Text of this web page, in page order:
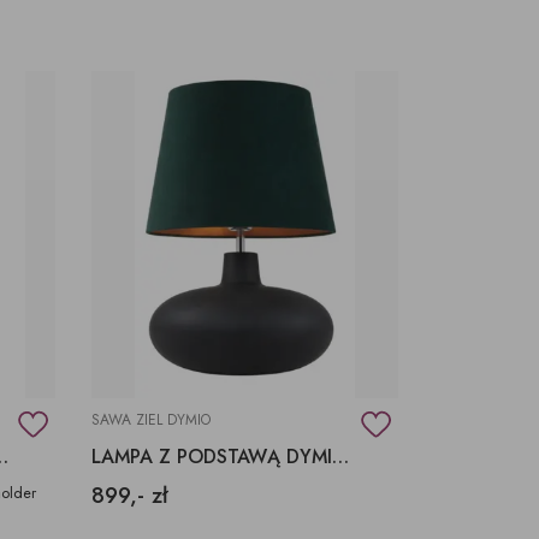
GLOBUS
SAWA ZIEL DYMIO
LAMPA Z PODSTAWĄ DYMIONĄ/ MATOWĄ KLOSZ ZIELONY
899,- zł